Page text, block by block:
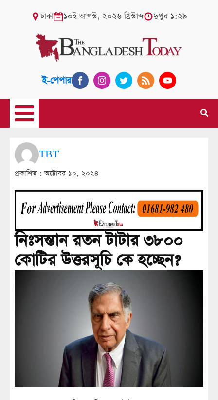
ঢাকা ১০ই আগস্ট, ২০২৬ খ্রিস্টাব্দ দুপুর ১:২৯
ই-পেপার
TBT
প্রকাশিত :অক্টোবর ১০, ২০২৪
নিঃসন্তান রতন টাটার ৩৮০০
কোটির উত্তরসূচি কে হচ্ছেন?